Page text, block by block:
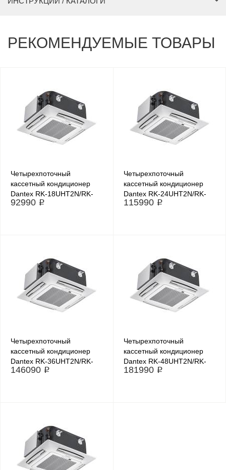
РЕКОМЕНДУЕМЫЕ ТОВАРЫ
Четырехпоточный
кассетный кондиционер
Dantex RK-18UHT2N/RK-
18HT2NE-W
92990 ₽
Четырехпоточный
кассетный кондиционер
Dantex RK-24UHT2N/RK-
24HT2NE-W
115990 ₽
Четырехпоточный
кассетный кондиционер
Dantex RK-36UHT2N/RK-
36HT2NE-W
146090 ₽
Четырехпоточный
кассетный кондиционер
Dantex RK-48UHT2N/RK-
48HT2NE-W
181990 ₽